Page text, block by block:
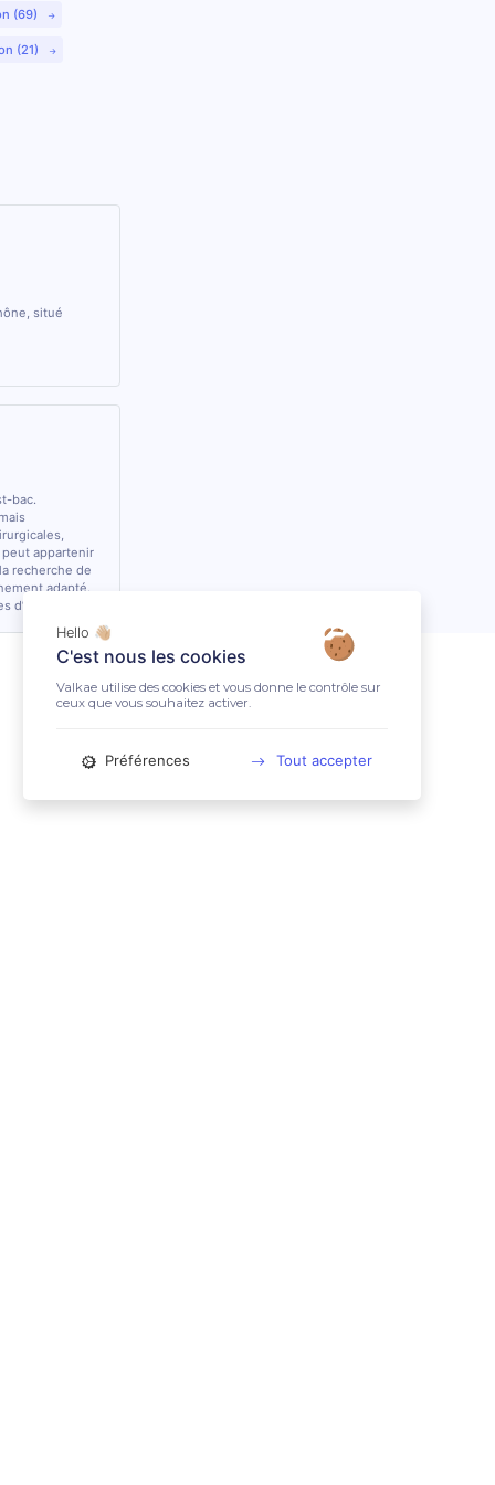
(69)
(21)
situé
bac.
appartenir
recherche de
adapté.
Hello 👋🏼
C'est nous les cookies
Valkae utilise des cookies et vous donne le contrôle sur
ceux que vous souhaitez activer.
Préférences Tout accepter